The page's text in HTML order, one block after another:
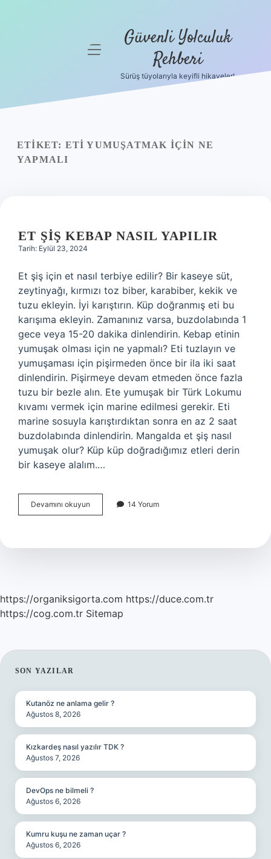
Yasal Uyarı
menüyü Güvenli Yolculuk
Rehberi
Sürüş tüyolarıyla keyifli hikayeler!
ETIKET: ETI YUMUŞATMAK IÇIN NE
YAPMALI
ET ŞIŞ KEBAP NASIL YAPILIR
Tarih: Eylül 23, 2024
Et şiş için et nasıl terbiye edilir? Bir kaseye süt,
zeytinyağı, kırmızı toz biber, karabiber, kekik ve
tuzu ekleyin. İyi karıştırın. Küp doğranmış eti bu
karışıma ekleyin. Zamanınız varsa, buzdolabında 1
gece veya 15-20 dakika dinlendirin. Kebap etinin
yumuşak olması için ne yapmalı? Eti tuzlayın ve
yumuşaması için pişirmeden önce bir ila iki saat
dinlendirin. Pişirmeye devam etmeden önce fazla
tuzu bir bezle alın. Ete yumuşak bir Türk Lokumu
kıvamı vermek için marine edilmesi gerekir. Eti
marine sosuyla karıştırdıktan sonra en az 2 saat
buzdolabında dinlendirin. Mangalda et şiş nasıl
yumuşak olur? Küp küp doğradığımız etleri derin
bir kaseye alalım.…
Devamını okuyun
Şiş
Yapılır
14 Yorum
https://organiksigorta.com https://duce.com.tr
https://cog.com.tr Sitemap
SIDEBAR
SON YAZILAR
Kutanöz ne anlama gelir ?
Ağustos 8, 2026
Kızkardeş nasıl yazılır TDK ?
Ağustos 7, 2026
DevOps ne bilmeli ?
Ağustos 6, 2026
Kumru kuşu ne zaman uçar ?
Ağustos 6, 2026